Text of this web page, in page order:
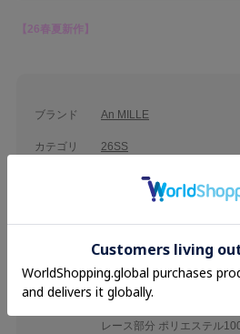
【26春夏新作】
ブランド An MILLE
カテゴリ
26SS
(チェック)
本体 ポリエステル100%
レース部分 ナイロン100%
裏地 ポリエステル100%
(ドット)
表地
レース部分 ポリエステル